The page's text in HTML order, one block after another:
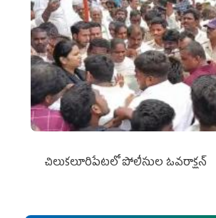
చిలుక‌లూరిపేట‌లో పోలీసుల ఓవ‌రాక్ష‌న్‌